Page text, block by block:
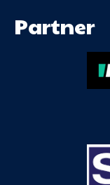
Partner